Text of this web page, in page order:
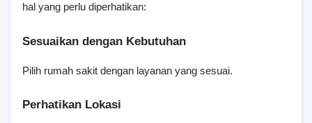
hal yang perlu diperhatikan:
Sesuaikan dengan Kebutuhan
Pilih rumah sakit dengan layanan yang sesuai.
Perhatikan Lokasi